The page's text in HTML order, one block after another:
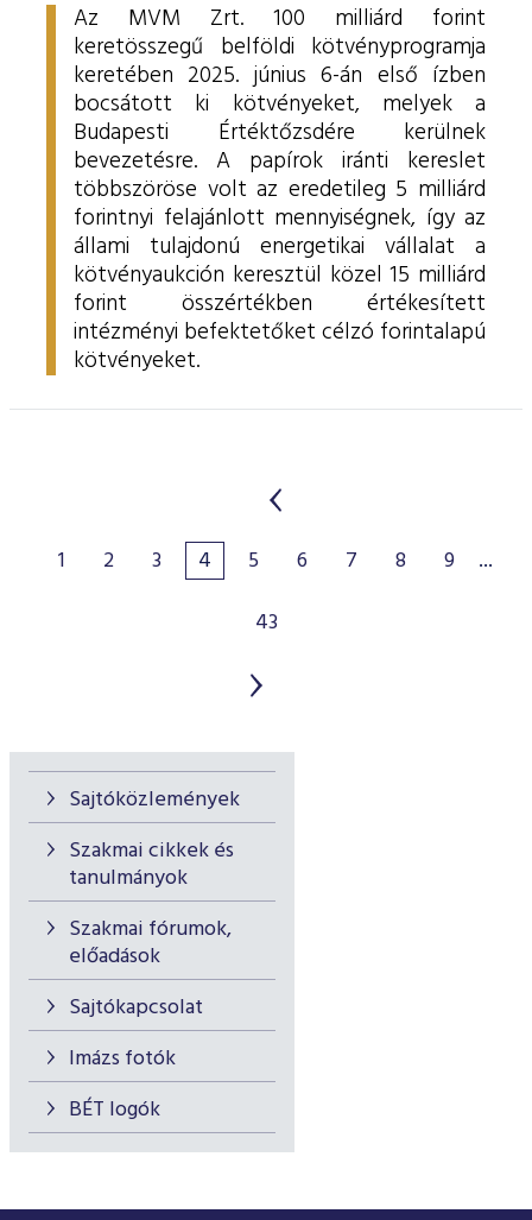
Sajtóközlemények
Szakmai cikkek és
tanulmányok
Szakmai fórumok,
előadások
Sajtókapcsolat
Imázs fotók
BÉT logók
Az MVM Zrt. 100 milliárd forint
keretösszegű belföldi kötvényprogramja
keretében 2025. június 6-án első ízben
bocsátott ki kötvényeket, melyek a
Budapesti Értéktőzsdére kerülnek
bevezetésre. A papírok iránti kereslet
többszöröse volt az eredetileg 5 milliárd
forintnyi felajánlott mennyiségnek, így az
állami tulajdonú energetikai vállalat a
kötvényaukción keresztül közel 15 milliárd
forint összértékben értékesített
intézményi befektetőket célzó forintalapú
kötvényeket.
1 2 3 4 5 6 7 8 9
...
43